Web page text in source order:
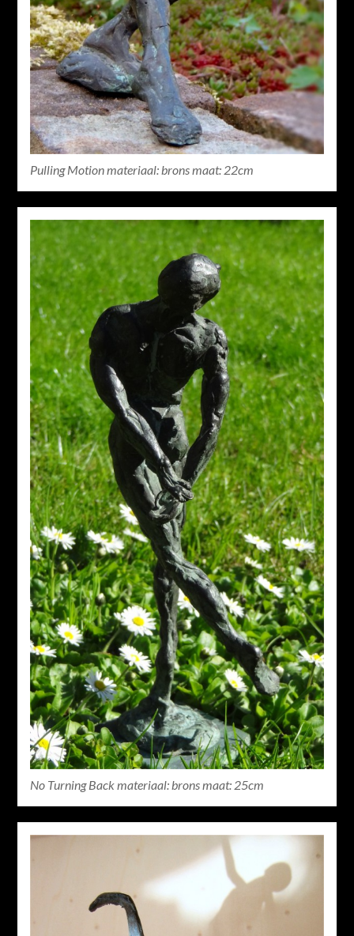
Pulling Motion materiaal: brons maat: 22cm
No Turning Back materiaal: brons maat: 25cm